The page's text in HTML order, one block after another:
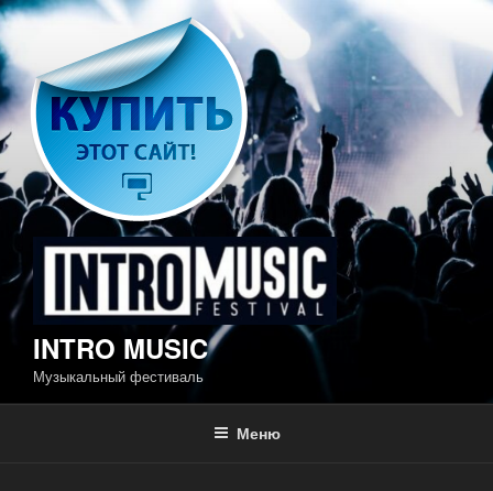
Перейти
к
содержимому
INTRO MUSIC
Музыкальный фестиваль
Меню